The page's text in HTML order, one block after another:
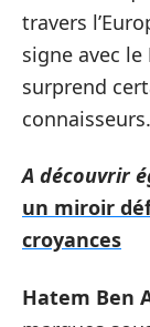
travers
signe avec le
surprend
connaisseurs.
A découvrir
un miroir
croyances
Hatem Ben